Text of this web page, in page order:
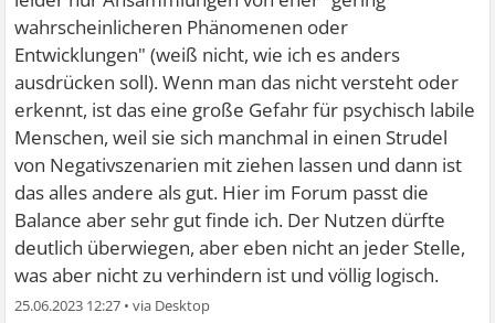
Leben eine riesengroße und völlig unterschätzte Rolle
spielt. Was dem einen als Minderheit z.B. widerfahren ist,
ist anderen Leuten z.B. nie passiert. Ist es dann ein
Wunder, dass beide Menschen völlig andere Sichtweisen
zu vielen Dingen haben bzw. der eine Angst vor Szenario
Z, der andere aber überhaupt nicht?
2. Input zu vermeiden, welcher uns nicht gut tut in dem
Sinne, dass er unsere Ängste noch verstärkt und sogar
bestätigt. Bei mir waren es Medienkonsum, Nachrichten,
Dr. Google, teils auch Kontakt zu falschen Leuten und
noch einige andere Dinge.
wahrscheinlicheren Phänomenen oder
Entwicklungen" (weiß nicht, wie ich es anders
ausdrücken soll). Wenn man das nicht versteht oder
erkennt, ist das eine große Gefahr für psychisch labile
Menschen, weil sie sich manchmal in einen Strudel
von Negativszenarien mit ziehen lassen und dann ist
das alles andere als gut. Hier im Forum passt die
Balance aber sehr gut finde ich. Der Nutzen dürfte
deutlich überwiegen, aber eben nicht an jeder Stelle,
was aber nicht zu verhindern ist und völlig logisch.
25.06.2023 12:27 •